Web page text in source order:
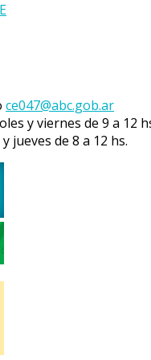
ce047@abc.gob.ar
y viernes de 9 a 12
jueves de 8 a 12 hs.